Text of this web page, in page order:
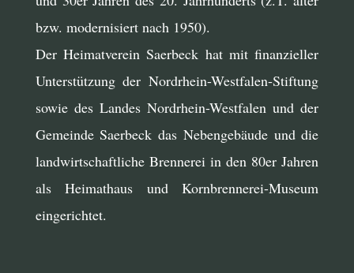
bzw. modernisiert nach 1950).
Der Heimatverein Saerbeck hat mit finanzieller
Unterstützung der Nordrhein-Westfalen-Stiftung
sowie des Landes Nordrhein-Westfalen und der
Gemeinde Saerbeck das Nebengebäude und die
landwirtschaftliche Brennerei in den 80er Jahren
als Heimathaus und Kornbrennerei-Museum
eingerichtet.